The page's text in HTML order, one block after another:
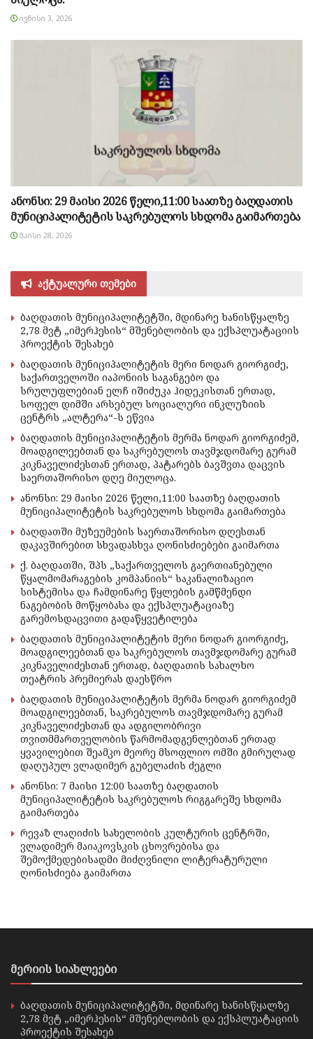
ᲘᲕᲜᲘᲡᲘ 3, 2026
ანონსი: 29 მაისი 2026 წელი,11:00 საათზე ბაღდათის
მუნიციპალიტეტის საკრებულოს სხდომა გაიმართება
ᲛᲐᲘᲡᲘ 28, 2026
აქტუალური თემები
ბაღდათის მუნიციპალიტეტში, მდინარე ხანისწყალზე
2,78 მვტ „იმერჰესის“ მშენებლობის და ექსპლუატაციის
პროექტის შესახებ
ბაღდათის მუნიციპალიტეტის მერი ნოდარ გიორგიძე,
საქართველოში იაპონიის საგანგებო და
სრულუფლებიან ელჩ იშიძუკა ჰიდეკისთან ერთად,
სოფელ დიმში არსებულ სოციალური ინკლუზიის
ცენტრს „ალტერა“-ს ეწვია
ბაღდათის მუნიციპალიტეტის მერმა ნოდარ გიორგიძემ,
მოადგილეებთან და საკრებულოს თავმჯდომარე გურამ
კიკნაველიძესთან ერთად, პატარებს ბავშვთა დაცვის
საერთაშორისო დღე მიულოცა.
ანონსი: 29 მაისი 2026 წელი,11:00 საათზე ბაღდათის
მუნიციპალიტეტის საკრებულოს სხდომა გაიმართება
ბაღდათში მუზეუმების საერთაშორისო დღესთან
დაკავშირებით სხვადასხვა ღონისძიებები გაიმართა
ქ. ბაღდათში, შპს „საქართველოს გაერთიანებული
წყალმომარაგების კომპანიის“ საკანალიზაციო
სისტემისა და ჩამდინარე წყლების გამწმენდი
ნაგებობის მოწყობასა და ექსპლუატაციაზე
გარემოსდაცვითი გადაწყვეტილება
ბაღდათის მუნიციპალიტეტის მერი ნოდარ გიორგიძე,
მოადგილეებთან და საკრებულოს თავმჯდომარე გურამ
კიკნაველიძესთან ერთად, ბაღდათის სახალხო
თეატრის პრემიერას დაესწრო
ბაღდათის მუნიციპალიტეტის მერმა ნოდარ გიორგიძემ
მოადგილეებთან, საკრებულოს თავმჯდომარე გურამ
კიკნაველიძესთან და ადგილობრივი
თვითმმართველობის წარმომადგენლებთან ერთად
ყვავილებით შეამკო მეორე მსოფლიო ომში გმირულად
დაღუპულ ვლადიმერ გუბელაძის ძეგლი
ანონსი: 7 მაისი 12:00 საათზე ბაღდათის
მუნიციპალიტეტის საკრებულოს რიგგარეშე სხდომა
გაიმართება
რევაზ ლაღიძის სახელობის კულტურის ცენტრში,
ვლადიმერ მაიაკოვსკის ცხოვრებისა და
შემოქმედებისადმი მიძღვნილი ლიტერატურული
ღონისძიება გაიმართა
მერიის სიახლეები
ბაღდათის მუნიციპალიტეტში, მდინარე ხანისწყალზე
2,78 მვტ „იმერჰესის“ მშენებლობის და ექსპლუატაციის
პროექტის შესახებ